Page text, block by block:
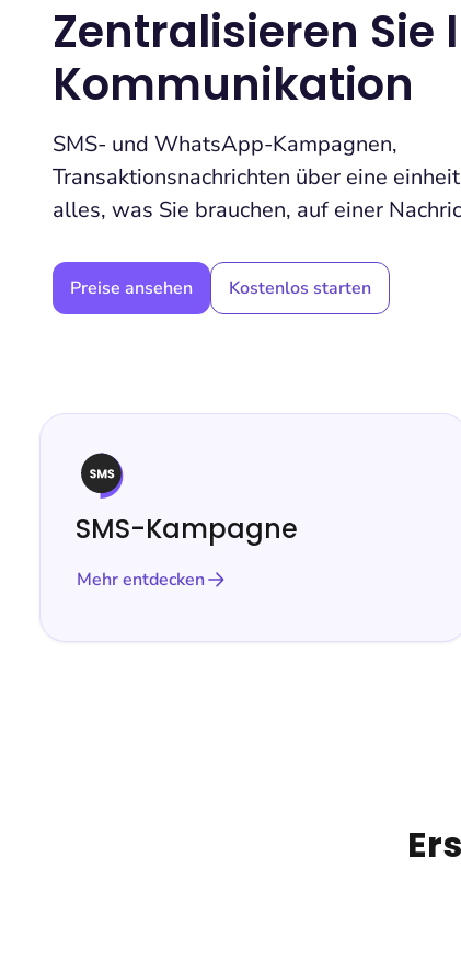
Zentralisieren Sie
Kommunikation
SMS- und WhatsApp-Kampagnen,
Transaktionsnachrichten über eine
alles, was Sie brauchen, auf einer
Preise ansehen Kostenlos starten
SMS-Kampagne
Mehr entdecken